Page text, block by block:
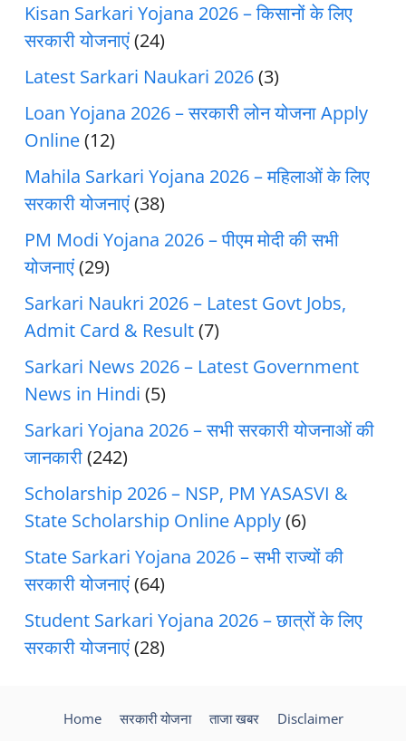
Kisan Sarkari Yojana 2026 – किसानों के लिए
सरकारी योजनाएं(24)
Latest Sarkari Naukari 2026(3)
Loan Yojana 2026 – सरकारी लोन योजना Apply
Online(12)
Mahila Sarkari Yojana 2026 – महिलाओं के लिए
सरकारी योजनाएं(38)
PM Modi Yojana 2026 – पीएम मोदी की सभी
योजनाएं(29)
Sarkari Naukri 2026 – Latest Govt Jobs,
Admit Card & Result(7)
Sarkari News 2026 – Latest Government
News in Hindi (5)
Sarkari Yojana 2026 – सभी सरकारी योजनाओं की
जानकारी(242)
Scholarship 2026 – NSP, PM YASASVI &
State Scholarship Online Apply(6)
State Sarkari Yojana 2026 – सभी राज्यों की
सरकारी योजनाएं(64)
Student Sarkari Yojana 2026 – छात्रों के लिए
सरकारी योजनाएं(28)
Home सरकारी योजना ताजा खबर
Disclaimer